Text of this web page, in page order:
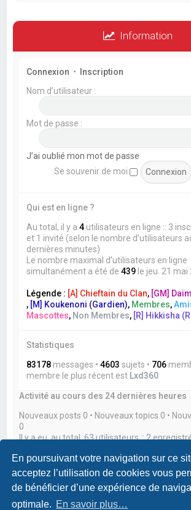
En poursuivant votre navigation sur ce
acceptez l’utilisation de cookies vous
de bénéficier d’une expérience de
optimale. En savoir plus…
Information
Connexion •
Inscription
Nom d’utilisateur :
Mot de passe :
J’ai oublié mon mot de passe
Se souvenir de moi
Qui est en ligne ?
Au total, il y a4 utilisateurs en ligne :: 3
et 1 invité (selon le nombre d’utilisateurs
dernières minutes)
Le nombre maximal d’utilisateurs en ligne
simultanément a été de439 le jeu. 21
Légende : [A] Chieftain du Clan, [GM]
, [M] Koukenoni (Gardien), Membres,
Mascottes, Non Membres, [R] Hikkisha
Statistiques
83178 messages •4603 sujets • 706
membre le plus récent est Lxd360
Activité au cours des 24 dernières heures
Nouveaux posts 0 • Nouveaux topics 0 •
0
Il y a eu, au total, 63 utilisateurs :: 2
dernières heures